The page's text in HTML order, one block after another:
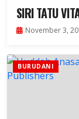
SIRI TATU
November 3,
BURUDANI